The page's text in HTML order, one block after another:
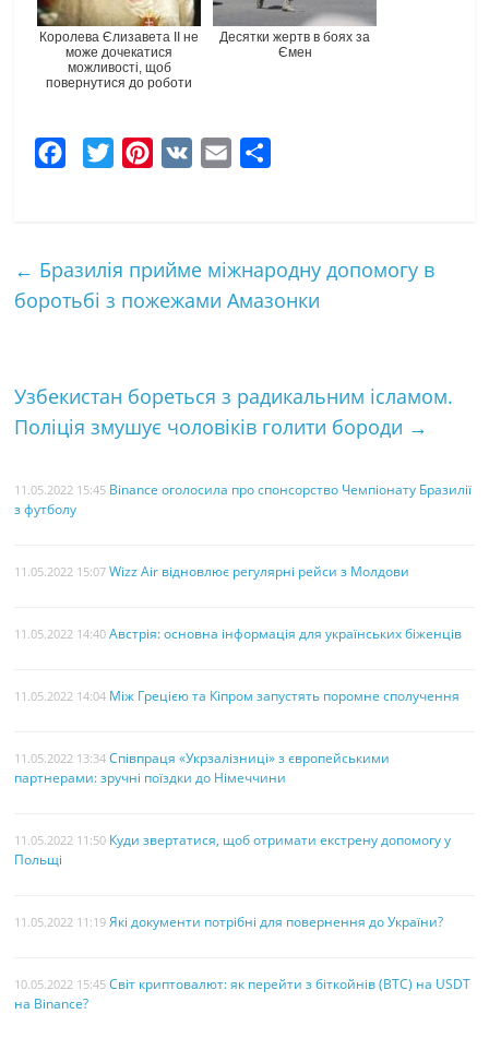
Королева Єлизавета II не
може дочекатися
можливості, щоб
повернутися до роботи
Десятки жертв в боях за
Ємен
b
o
t
e
e
r
t
l
к
а
← Бразилія прийме міжнародну допомогу в
боротьбі з пожежами Амазонки
Узбекистан бореться з радикальним ісламом.
Поліція змушує чоловіків голити бороди →
11.05.2022 15:45 Binance оголосила про спонсорство Чемпіонату Бразилії
з футболу
11.05.2022 15:07 Wizz Air відновлює регулярні рейси з Молдови
11.05.2022 14:40 Австрія: основна інформація для українських біженців
11.05.2022 14:04 Між Грецією та Кіпром запустять поромне сполучення
11.05.2022 13:34 Співпраця «Укрзалізниці» з європейськими
партнерами: зручні поїздки до Німеччини
11.05.2022 11:50 Куди звертатися, щоб отримати екстрену допомогу у
Польщі
11.05.2022 11:19 Які документи потрібні для повернення до України?
10.05.2022 15:45 Світ криптовалют: як перейти з біткойнів (BTC) на USDT
на Binance?